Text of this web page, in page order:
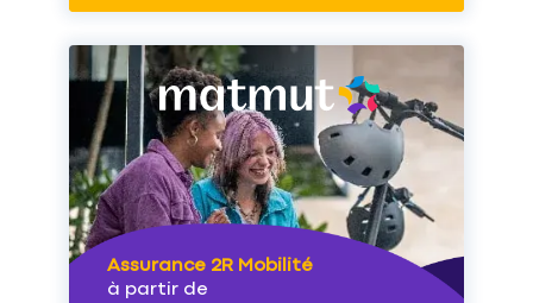
Assurance 2R Mobilité
à partir de